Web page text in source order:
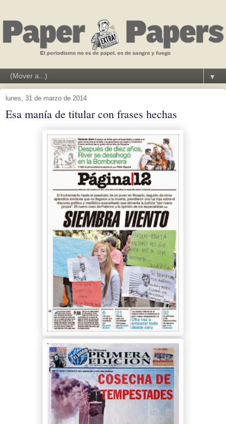
▼
lunes, 31 de marzo de 2014
Esa manía de titular con frases hechas